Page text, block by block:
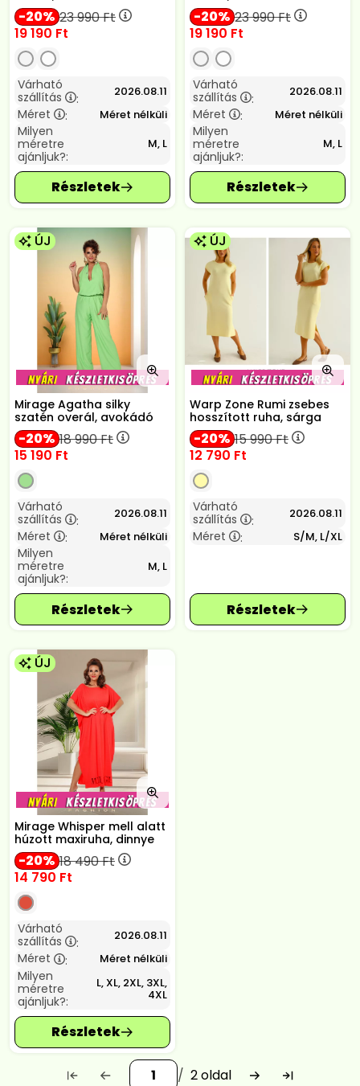
20 23 990Ft
19 190 Ft
Várható
szállítás
: 2026.08.11
Méret : Méret nélküli
Milyen
méretre
ajánljuk?:
M, L
20 23 990Ft
19 190 Ft
Várható
szállítás
: 2026.08.11
Méret : Méret nélküli
Milyen
méretre
ajánljuk?:
M, L
ÚJ
Mirage Agatha silky
szatén overál, avokádó
20 18 990Ft
15 190 Ft
Várható
szállítás
: 2026.08.11
Méret : Méret nélküli
Milyen
méretre
ajánljuk?:
M, L
ÚJ
Warp Zone Rumi zsebes
hosszított ruha, sárga
20 15 990Ft
12 790 Ft
Várható
szállítás
: 2026.08.11
Méret : S/M, L/XL
ÚJ
Mirage Whisper mell alatt
húzott maxiruha, dinnye
20 18 490Ft
14 790 Ft
Várható
szállítás
: 2026.08.11
Méret : Méret nélküli
Milyen
méretre
ajánljuk?:
L, XL, 2XL, 3XL,
4XL
2